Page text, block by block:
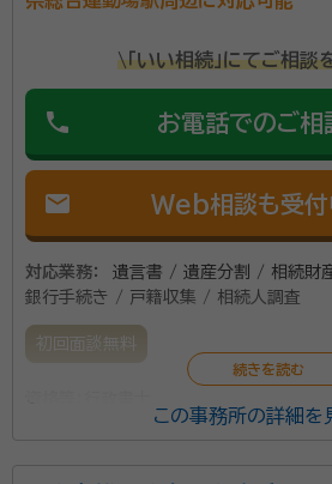
\「いい相続」にてご相談
phone お電話でのご相
mail Web相談も受付
対応業務：
遺言書 / 遺産分割 / 相続財
銀行手続き / 戸籍収集 / 相続人調査
初回面談無料
この事務所の詳細を